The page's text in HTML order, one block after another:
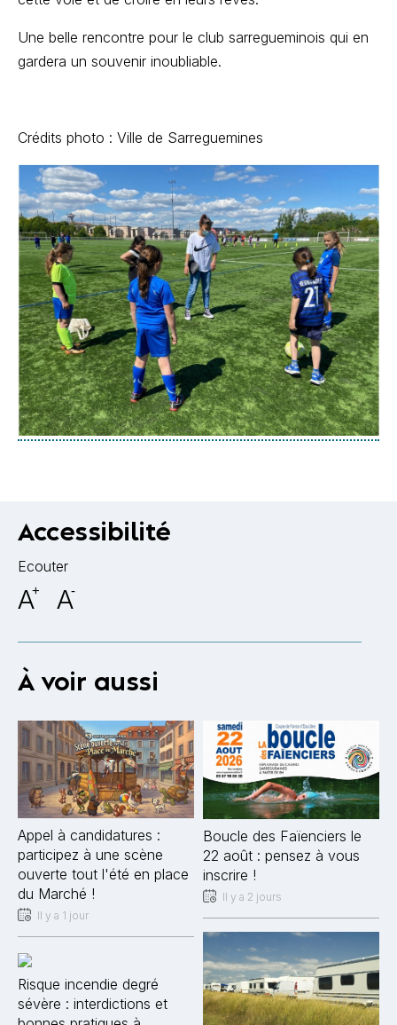
Une belle rencontre pour le club sarregueminois qui en
gardera un souvenir inoubliable.
Crédits photo : Ville de Sarreguemines
Accessibilité
Ecouter
A+ A-
À voir aussi
Appel à candidatures :
participez à une scène
ouverte tout l'été en place
du Marché !
Il y a 1 jour
Risque incendie degré
sévère : interdictions et
Boucle des Faïenciers le
22 août : pensez à vous
inscrire !
Il y a 2 jours